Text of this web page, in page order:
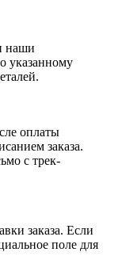
наши
указанному
оплаты
заказа.
с трек-
заказа. Если
поле для